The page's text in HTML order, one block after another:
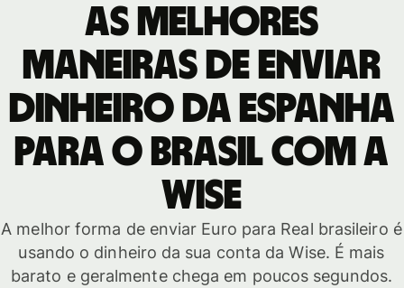
As melhores
maneiras de enviar
dinheiro da Espanha
para o Brasil com a
Wise
A melhor forma de enviar Euro para Real brasileiro é
usando o dinheiro da sua conta da Wise. É mais
barato e geralmente chega em poucos segundos.